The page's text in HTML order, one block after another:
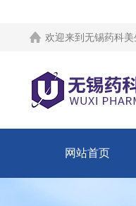
欢迎来到 无锡药科
网站首页